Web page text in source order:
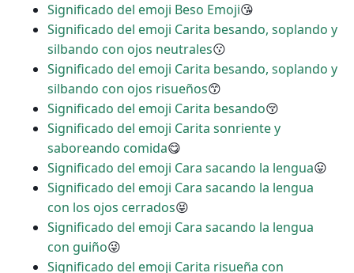
Significado del emoji Beso Emoji😘
Significado del emoji Carita besando, soplando y
silbando con ojos neutrales😗
Significado del emoji Carita besando, soplando y
silbando con ojos risueños😙
Significado del emoji Carita besando😚
Significado del emoji Carita sonriente y
saboreando comida😋
Significado del emoji Cara sacando la lengua😛
Significado del emoji Cara sacando la lengua
con los ojos cerrados😝
Significado del emoji Cara sacando la lengua
con guiño😜
Significado del emoji Carita risueña con